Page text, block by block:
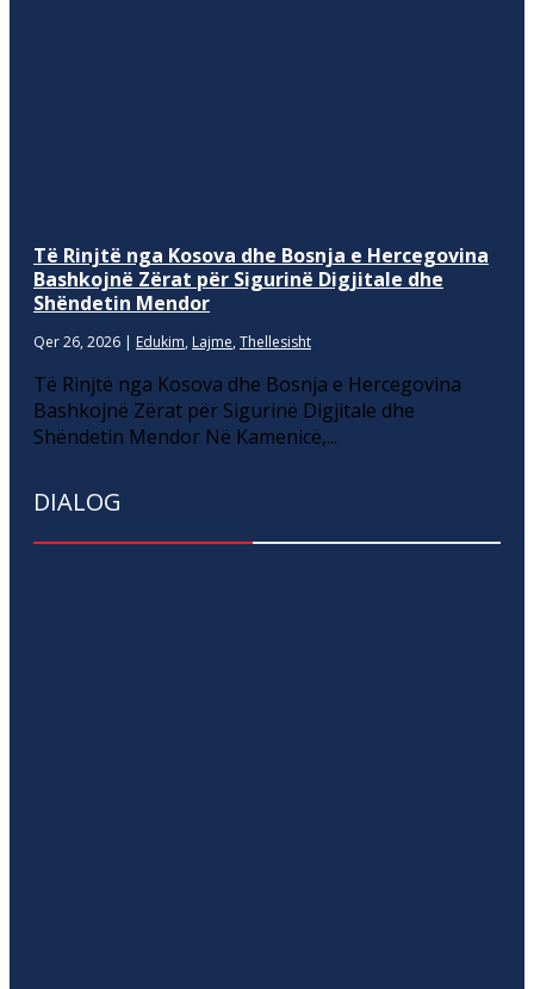
Të Rinjtë nga Kosova dhe Bosnja e Hercegovina
Bashkojnë Zërat për Sigurinë Digjitale dhe
Shëndetin Mendor
Qer 26, 2026 | Edukim, Lajme, Thellesisht
Të Rinjtë nga Kosova dhe Bosnja e Hercegovina
Bashkojnë Zërat për Sigurinë Digjitale dhe
Shëndetin Mendor Në Kamenicë,...
DIALOG